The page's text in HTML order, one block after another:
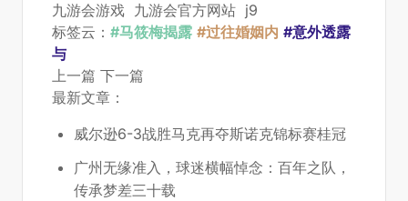
九游会游戏 九游会官方网站 j9
标签云： #马筱梅揭露 #过往婚姻内 #意外透露
与
上一篇 下一篇
最新文章：
威尔逊6-3战胜马克再夺斯诺克锦标赛桂冠
广州无缘准入，球迷横幅悼念：百年之队，
传承梦差三十载